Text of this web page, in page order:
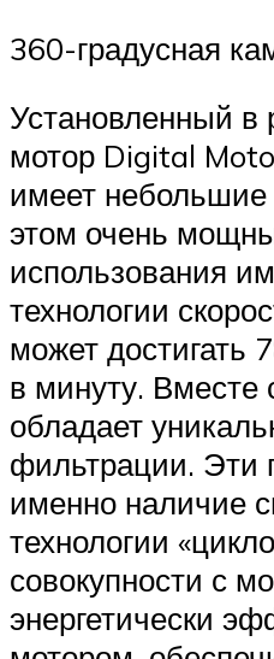
360-градусная
Установленный в
мотор Digital
имеет
этом очень
использования
технологии
может достигать
в минуту. Вместе
обладает
фильтрации. Эти
именно наличие
технологии
совокупности с
энергетически